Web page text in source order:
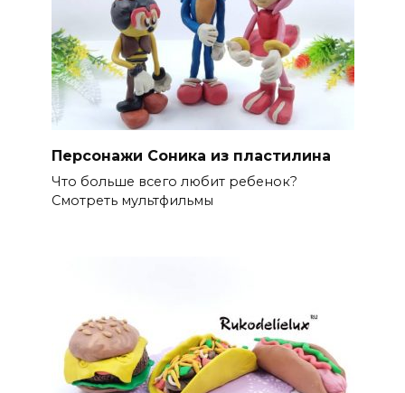
Персонажи Соника из пластилина
Что больше всего любит ребенок?
Смотреть мультфильмы